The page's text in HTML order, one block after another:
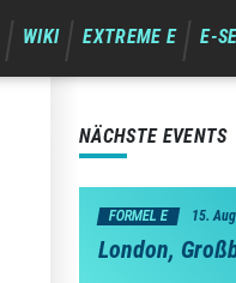
WIKI EXTREME E E-
NÄCHSTE EVENTS
FORMEL E 15.
London,